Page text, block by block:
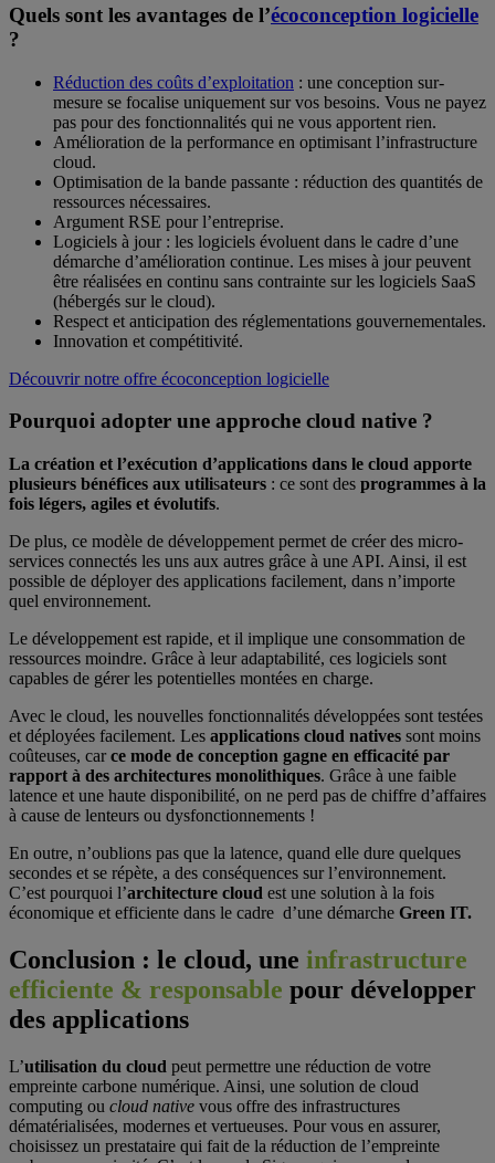
Quels sont les avantages de l’écoconception logicielle
?
Réduction des coûts d’exploitation : une conception sur-
mesure se focalise uniquement sur vos besoins. Vous ne payez
pas pour des fonctionnalités qui ne vous apportent rien.
Amélioration de la performance en optimisant l’infrastructure
cloud.
Optimisation de la bande passante : réduction des quantités de
ressources nécessaires.
Argument RSE pour l’entreprise.
Logiciels à jour : les logiciels évoluent dans le cadre d’une
démarche d’amélioration continue. Les mises à jour peuvent
être réalisées en continu sans contrainte sur les logiciels SaaS
(hébergés sur le cloud).
Respect et anticipation des réglementations gouvernementales.
Innovation et compétitivité.
Découvrir notre offre écoconception logicielle
Pourquoi adopter une approche cloud native ?
La création et l’exécution d’applications dans le cloud apporte
plusieurs bénéfices aux utilisateurs : ce sont des programmes à la
fois légers, agiles et évolutifs.
De plus, ce modèle de développement permet de créer des micro-
services connectés les uns aux autres grâce à une API. Ainsi, il est
possible de déployer des applications facilement, dans n’importe
quel environnement.
Le développement est rapide, et il implique une consommation de
ressources moindre. Grâce à leur adaptabilité, ces logiciels sont
capables de gérer les potentielles montées en charge.
Avec le cloud, les nouvelles fonctionnalités développées sont testées
et déployées facilement. Les applications cloud natives sont moins
coûteuses, carce mode de conception gagne en efficacité par
rapport à des architectures monolithiques. Grâce à une faible
latence et une haute disponibilité, on ne perd pas de chiffre d’affaires
à cause de lenteurs ou dysfonctionnements !
En outre, n’oublions pas que la latence, quand elle dure quelques
secondes et se répète, a des conséquences sur l’environnement.
C’est pourquoi l’architecture cloud est une solution à la fois
économique et efficiente dans le cadre d’une démarche Green IT.
Conclusion : le cloud, une infrastructure
efficiente & responsable pour développer
des applications
L’utilisation du cloud peut permettre une réduction de votre
empreinte carbone numérique. Ainsi, une solution de cloud
computing ou cloud native vous offre des infrastructures
dématérialisées, modernes et vertueuses. Pour vous en assurer,
choisissez un prestataire qui fait de la réduction de l’empreinte